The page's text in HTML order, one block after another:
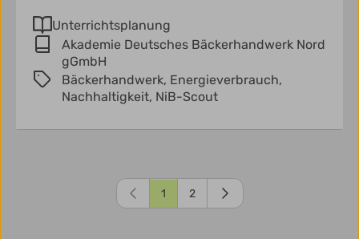
Unterrichtsplanung
Akademie Deutsches Bäckerhandwerk Nord
gGmbH
Bäckerhandwerk, Energieverbrauch,
Nachhaltigkeit, NiB-Scout
1 2